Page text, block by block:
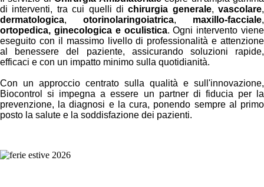
di interventi, tra cui quelli dichirurgia generale, vascolare,
dermatologica, otorinolaringoiatrica, maxillo-facciale,
ortopedica, ginecologica e oculistica. Ogni intervento viene
eseguito con il massimo livello di professionalità e attenzione
al benessere del paziente, assicurando soluzioni rapide,
efficaci e con un impatto minimo sulla quotidianità.
Con un approccio centrato sulla qualità e sull'innovazione,
Biocontrol si impegna a essere un partner di fiducia per la
prevenzione, la diagnosi e la cura, ponendo sempre al primo
posto la salute e la soddisfazione dei pazienti.